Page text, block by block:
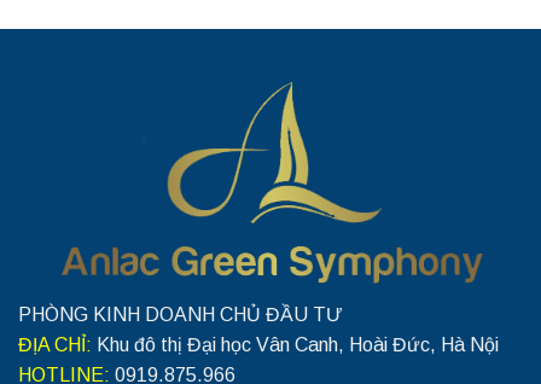
PHÒNG KINH DOANH CHỦ ĐẦU TƯ
ĐỊA CHỈ: Khu đô thị Đại học Vân Canh, Hoài Đức, Hà Nội
HOTLINE: 0919.875.966